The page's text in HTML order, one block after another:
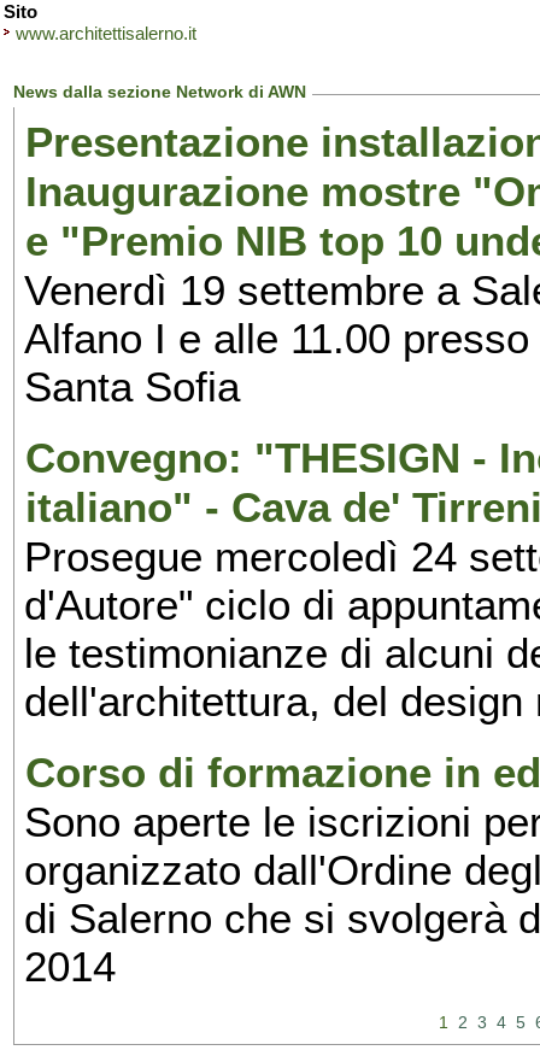
Sito
www.architettisalerno.it
News dalla sezione Network di AWN
Presentazione
Inaugurazione mostre
e "Premio NIB top 10
Venerdì 19 settembre a
Alfano I e alle 11.00
Santa Sofia
Convegno: "THESIGN -
italiano" - Cava de'
Prosegue mercoledì 24
d'Autore" ciclo di
le testimonianze di alcuni
dell'architettura, del
Corso di formazione in
Sono aperte le iscrizioni
organizzato dall'Ordine
di Salerno che si svolgerà
2014
1 2 3 4 5